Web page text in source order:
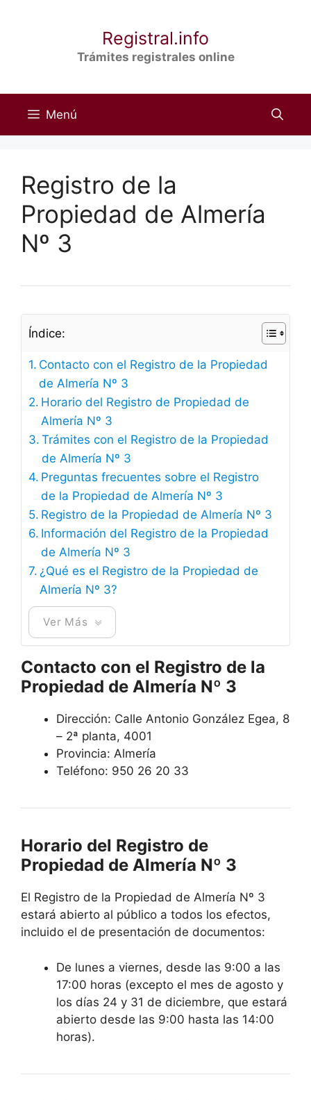
Registral.info
Trámites registrales online
Menú
Registro de la
Propiedad de Almería
Nº 3
Índice:
Contacto con el Registro de la Propiedad
de Almería Nº 3
Horario del Registro de Propiedad de
Almería Nº 3
Trámites con el Registro de la Propiedad
de Almería Nº 3
Preguntas frecuentes sobre el Registro
de la Propiedad de Almería Nº 3
Registro de la Propiedad de Almería Nº 3
Información del Registro de la Propiedad
de Almería Nº 3
¿Qué es el Registro de la Propiedad de
Almería Nº 3?
Ver Más
Contacto con el Registro de la
Propiedad de Almería Nº 3
Dirección: Calle Antonio González Egea, 8
– 2ª planta, 4001
Provincia: Almería
Teléfono: 950 26 20 33
Horario del Registro de
Propiedad de Almería Nº 3
El Registro de la Propiedad de Almería Nº 3
estará abierto al público a todos los efectos,
incluido el de presentación de documentos:
De lunes a viernes, desde las 9:00 a las
17:00 horas (excepto el mes de agosto y
los días 24 y 31 de diciembre, que estará
abierto desde las 9:00 hasta las 14:00
horas).